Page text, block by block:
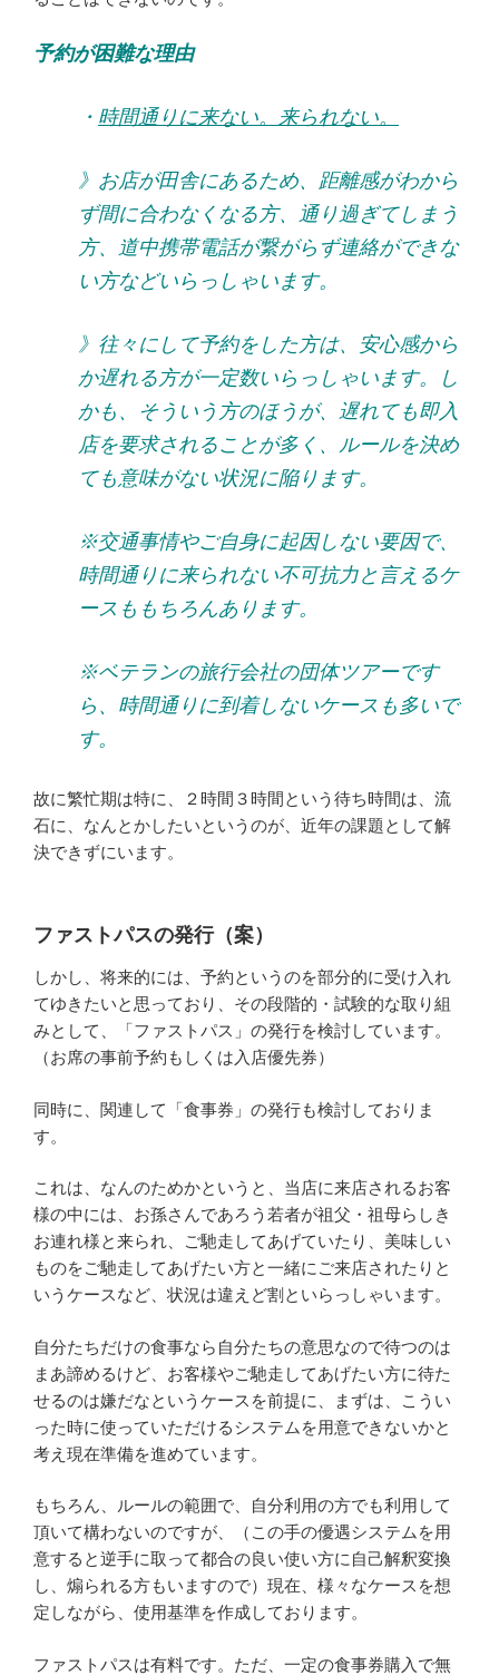
予約が困難な理由
・ 時間通りに来ない。来られない。
》お店が田舎にあるため、距離感がわから
ず間に合わなくなる方、通り過ぎてしまう
方、道中携帯電話が繋がらず連絡ができな
い方などいらっしゃいます。
》往々にして予約をした方は、安心感から
か遅れる方が一定数いらっしゃいます。し
かも、そういう方のほうが、遅れても即入
店を要求されることが多く、ルールを決め
ても意味がない状況に陥ります。
※交通事情やご自身に起因しない要因で、
時間通りに来られない不可抗力と言えるケ
ースももちろんあります。
※ベテランの旅行会社の団体ツアーです
ら、時間通りに到着しないケースも多いで
す。
故に繁忙期は特に、２時間３時間という待ち時間は、流
石に、なんとかしたいというのが、近年の課題として解
決できずにいます。
ファストパスの発行（案）
しかし、将来的には、予約というのを部分的に受け入れ
てゆきたいと思っており、その段階的・試験的な取り組
みとして、「ファストパス」の発行を検討しています。
（お席の事前予約もしくは入店優先券）
同時に、関連して「食事券」の発行も検討しておりま
す。
これは、なんのためかというと、当店に来店されるお客
様の中には、お孫さんであろう若者が祖父・祖母らしき
お連れ様と来られ、ご馳走してあげていたり、美味しい
ものをご馳走してあげたい方と一緒にご来店されたりと
いうケースなど、状況は違えど割といらっしゃいます。
自分たちだけの食事なら自分たちの意思なので待つのは
まあ諦めるけど、お客様やご馳走してあげたい方に待た
せるのは嫌だなというケースを前提に、まずは、こうい
った時に使っていただけるシステムを用意できないかと
考え現在準備を進めています。
もちろん、ルールの範囲で、自分利用の方でも利用して
頂いて構わないのですが、（この手の優遇システムを用
意すると逆手に取って都合の良い使い方に自己解釈変換
し、煽られる方もいますので）現在、様々なケースを想
定しながら、使用基準を作成しております。
ファストパスは有料です。ただ、一定の食事券購入で無